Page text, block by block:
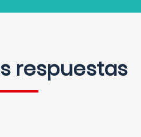
respuestas